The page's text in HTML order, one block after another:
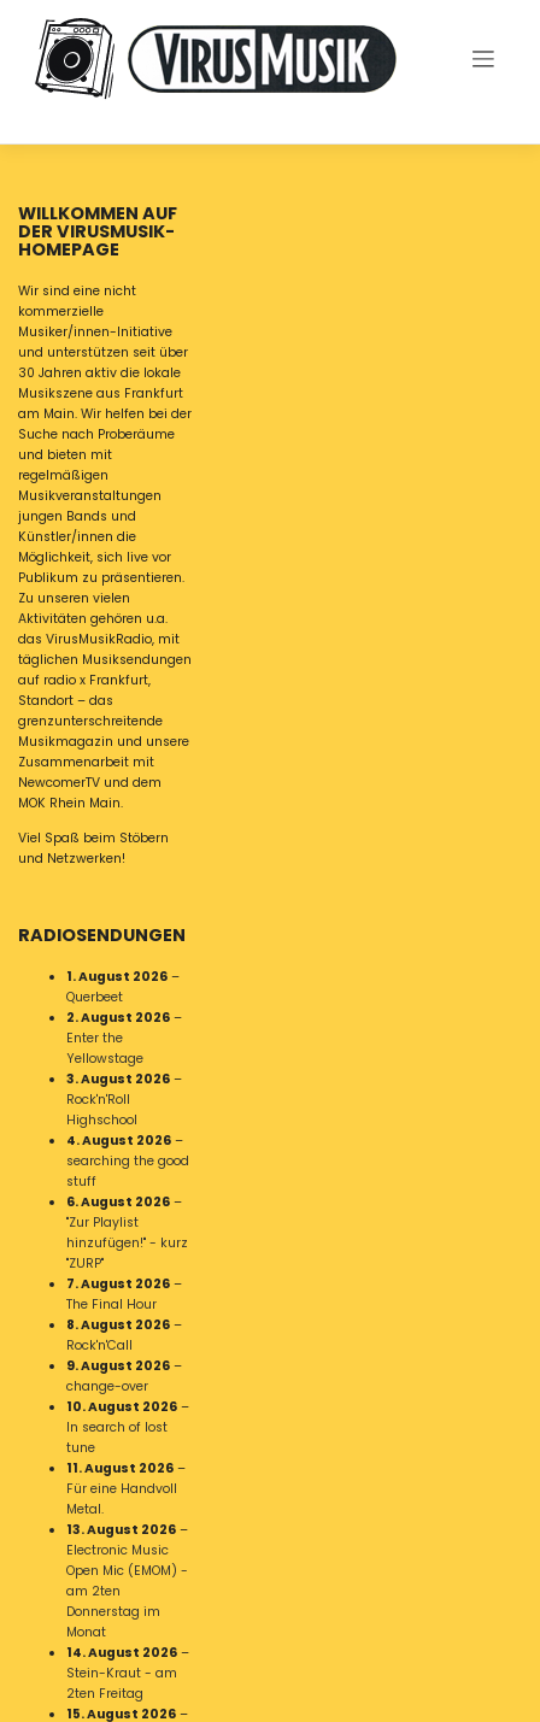
content
WILLKOMMEN AUF
DER VIRUSMUSIK-
HOMEPAGE
Wir sind eine nicht
kommerzielle
Musiker/innen-Initiative
und unterstützen seit über
30 Jahren aktiv die lokale
Musikszene aus Frankfurt
am Main. Wir helfen bei der
Suche nach Proberäume
und bieten mit
regelmäßigen
Musikveranstaltungen
jungen Bands und
Künstler/innen die
Möglichkeit, sich live vor
Publikum zu präsentieren.
Zu unseren vielen
Aktivitäten gehören u.a.
das VirusMusikRadio, mit
täglichen Musiksendungen
auf radio x Frankfurt,
Standort – das
grenzunterschreitende
Musikmagazin und unsere
Zusammenarbeit mit
NewcomerTV und dem
MOK Rhein Main.
Viel Spaß beim Stöbern
und Netzwerken!
RADIOSENDUNGEN
1. August 2026 –
Querbeet
2. August 2026 –
Enter the
Yellowstage
3. August 2026 –
Rock'n'Roll
Highschool
4. August 2026 –
searching the good
stuff
6. August 2026 –
"Zur Playlist
hinzufügen!" - kurz
"ZURP"
7. August 2026 –
The Final Hour
8. August 2026 –
Rock'n'Call
9. August 2026 –
change-over
10. August 2026 –
In search of lost
tune
11. August 2026 –
Für eine Handvoll
Metal.
13. August 2026 –
Electronic Music
Open Mic (EMOM) -
am 2ten
Donnerstag im
Monat
14. August 2026 –
Stein-Kraut - am
2ten Freitag
15. August 2026 –